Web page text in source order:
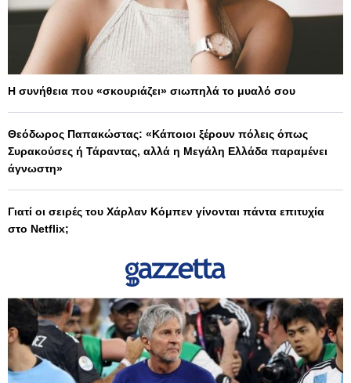
Η συνήθεια που «σκουριάζει» σιωπηλά το μυαλό σου
Θεόδωρος Παπακώστας: «Κάποιοι ξέρουν πόλεις όπως
Συρακούσες ή Τάραντας, αλλά η Μεγάλη Ελλάδα παραμένει
άγνωστη»
Γιατί οι σειρές του Χάρλαν Κόμπεν γίνονται πάντα επιτυχία
στο Netflix;